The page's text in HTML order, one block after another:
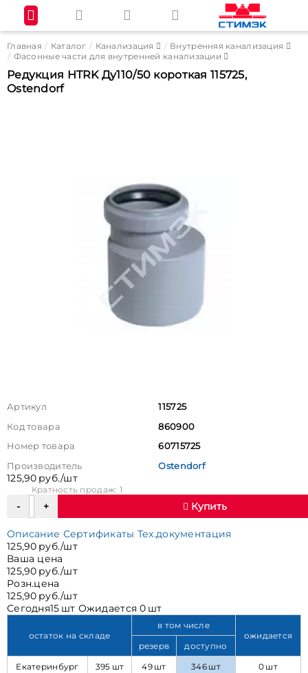
Главная Каталог Канализация
Внутренняя канализация
Фасонные части для внутренней канализации
Редукция HTRK Ду110/50 короткая 115725,
Ostendorf
Артикул
115725
Код товара
860900
Номер товара
60715725
Производитель
Ostendorf
125,90 руб./шт
Кратность продаж: 1
Купить
Описание Сертификаты Тех.документация
125,90 руб./шт
Ваша цена
125,90 руб./шт
Розн.цена
125,90 руб./шт
Сегодня15 шт Ожидается 0 шт
остаток на складе
в том числе
ожидается
резерв
доступно
Екатеринбург
395 шт 49 шт 346 шт
0 шт